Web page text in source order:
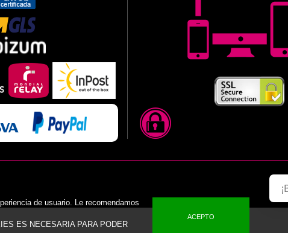
de usuario. Le recomendamos
ES NECESARIA PARA PODER
ACEPTO